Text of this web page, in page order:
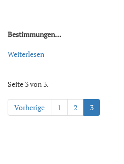
Bestimmungen…
Weiterlesen
Seite 3 von 3.
Vorherige 1 2 3